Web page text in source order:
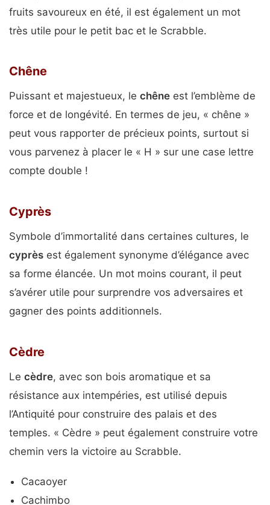
fruits savoureux en été, il est également un mot
très utile pour le petit bac et le Scrabble.
Chêne
Puissant et majestueux, le chêne est l’emblème de
force et de longévité. En termes de jeu, « chêne »
peut vous rapporter de précieux points, surtout si
vous parvenez à placer le « H » sur une case lettre
compte double !
Cyprès
Symbole d’immortalité dans certaines cultures, le
cyprès est également synonyme d’élégance avec
sa forme élancée. Un mot moins courant, il peut
s’avérer utile pour surprendre vos adversaires et
gagner des points additionnels.
Cèdre
Le cèdre, avec son bois aromatique et sa
résistance aux intempéries, est utilisé depuis
l’Antiquité pour construire des palais et des
temples. « Cèdre » peut également construire votre
chemin vers la victoire au Scrabble.
Cacaoyer
Cachimbo